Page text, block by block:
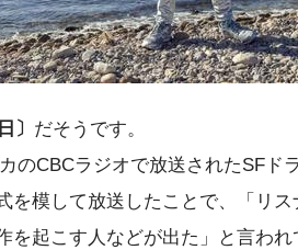
〕 だそうです。
のCBCラジオで放送されたSFド
を模して放送したことで、「リ
を起こす人などが出た」と言わ